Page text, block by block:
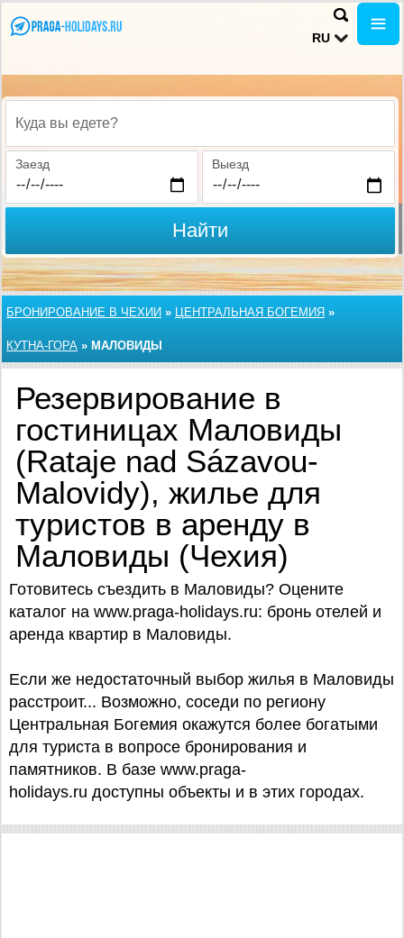
RU
Куда вы едете?
Заезд Выезд
Найти
БРОНИРОВАНИЕ В ЧЕХИИ » ЦЕНТРАЛЬНАЯ БОГЕМИЯ »
КУТНА-ГОРА » МАЛОВИДЫ
Резервирование в
гостиницах Маловиды
(Rataje nad Sázavou-
Malovidy), жилье для
туристов в аренду в
Маловиды (Чехия)
Готовитесь съездить в Маловиды? Оцените
каталог на www.praga-holidays.ru: бронь отелей и
аренда квартир в Маловиды.
Если же недостаточный выбор жилья в Маловиды
расстроит... Возможно, соседи по региону
Центральная Богемия окажутся более богатыми
для туриста в вопросе бронирования и
памятников. В базе www.praga-
holidays.ru доступны объекты и в этих городах.